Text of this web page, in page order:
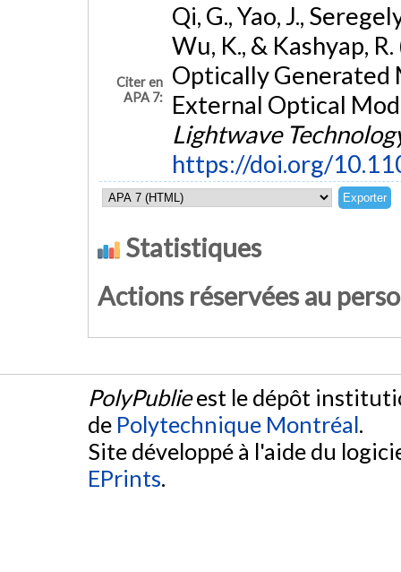
Citer en
APA 7:
Qi, G., Yao, J.,
Wu, K., & Kashyap,
Optically
External Optical
Lightwave
https://doi.org/
Statistiques
Actions réservées au
PolyPublieest le dépôt
de Polytechnique Montréal.
Site développé à l'aide du
EPrints.